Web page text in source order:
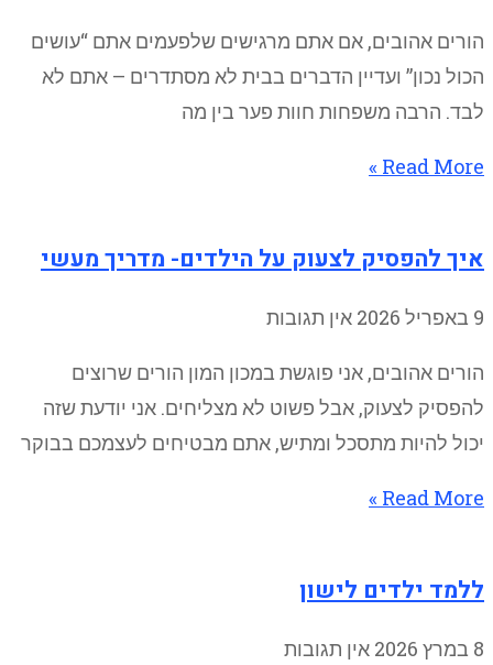
הורים אהובים, אם אתם מרגישים שלפעמים אתם “עושים
הכול נכון” ועדיין הדברים בבית לא מסתדרים – אתם לא
לבד. הרבה משפחות חוות פער בין מה
Read More »
איך להפסיק לצעוק על הילדים- מדריך מעשי
9 באפריל 2026 אין תגובות
הורים אהובים, אני פוגשת במכון המון הורים שרוצים
להפסיק לצעוק, אבל פשוט לא מצליחים. אני יודעת שזה
יכול להיות מתסכל ומתיש, אתם מבטיחים לעצמכם בבוקר
Read More »
ללמד ילדים לישון
8 במרץ 2026 אין תגובות